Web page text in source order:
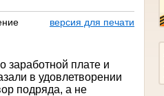
версия для печати
заработной плате и
в удовлетворении
подряда, а не